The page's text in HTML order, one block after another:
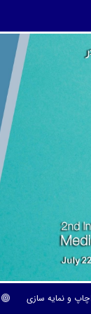
چاپ و نمایه سازی